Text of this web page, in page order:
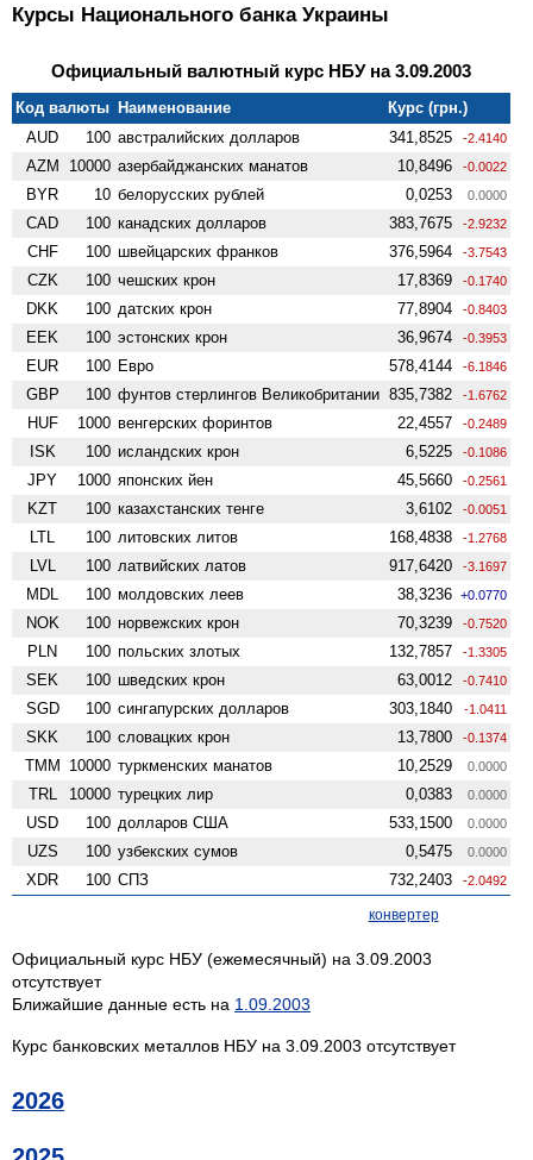
Курсы Национального банка Украины
Официальный валютный курс НБУ на 3.09.2003
Код валюты Наименование
Курс (грн.)
AUD
100 австралийских долларов 341,8525 -2.4140
AZM 10000 азербайджанских манатов 10,8496 -0.0022
BYR 10 белорусских рублей 0,0253 0.0000
CAD 100 канадских долларов 383,7675 -2.9232
CHF 100 швейцарских франков 376,5964 -3.7543
CZK 100 чешских крон 17,8369 -0.1740
DKK 100 датских крон 77,8904 -0.8403
EEK 100 эстонских крон 36,9674 -0.3953
EUR 100 Евро 578,4144 -6.1846
GBP 100 фунтов стерлингов Велико­британии 835,7382 -1.6762
HUF 1000 венгерских форинтов 22,4557 -0.2489
ISK 100 исландских крон 6,5225 -0.1086
JPY 1000 японских йен 45,5660 -0.2561
KZT 100 казахстанских тенге 3,6102 -0.0051
LTL 100 литовских литов 168,4838 -1.2768
LVL 100 латвийских латов 917,6420 -3.1697
MDL 100 молдовских леев 38,3236 +0.0770
NOK 100 норвежских крон 70,3239 -0.7520
PLN 100 польских злотых 132,7857 -1.3305
SEK 100 шведских крон 63,0012 -0.7410
SGD 100 сингапурских долларов 303,1840 -1.0411
SKK 100 словацких крон 13,7800 -0.1374
TMM 10000 туркменских манатов 10,2529 0.0000
TRL 10000 турецких лир 0,0383 0.0000
USD 100 долларов США 533,1500 0.0000
UZS 100 узбекских сумов 0,5475 0.0000
XDR 100 СПЗ 732,2403 -2.0492
конвертер
Официальный курс НБУ (ежемесячный) на 3.09.2003
отсутствует
Ближайшие данные есть на 1.09.2003
Курс банковских металлов НБУ на 3.09.2003 отсутствует
2026